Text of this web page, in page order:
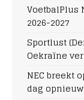
VoetbalPlus
2026-2027
Sportlust
Oekraïne
NEC breekt
dag